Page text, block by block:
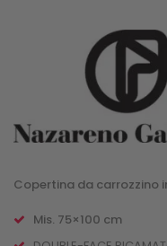
Copertina da carrozzino
Mis. 75×100 cm